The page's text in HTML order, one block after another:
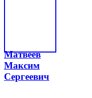
Матвеев
Максим
Сергеевич